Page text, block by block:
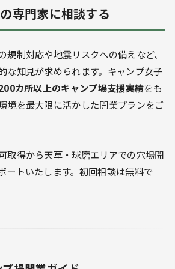
専門家に相談する
規制対応や地震リスクへの備えなど、
な知見が求められます。キャンプ女子
カ所以上のキャンプ場支援実績をも
境を最大限に活かした開業プランをご
取得から天草・球磨エリアでの穴場開
ートいたします。初回相談は無料で